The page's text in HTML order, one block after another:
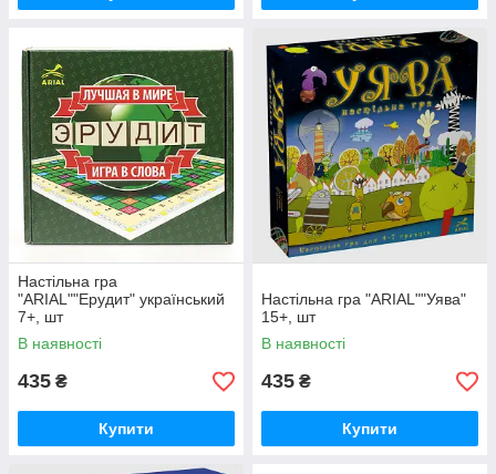
Настільна гра
"ARIAL""Ерудит" український
7+, шт
В наявності
435 ₴
Купити
Настільна гра "ARIAL""Уява"
15+, шт
В наявності
435 ₴
Купити